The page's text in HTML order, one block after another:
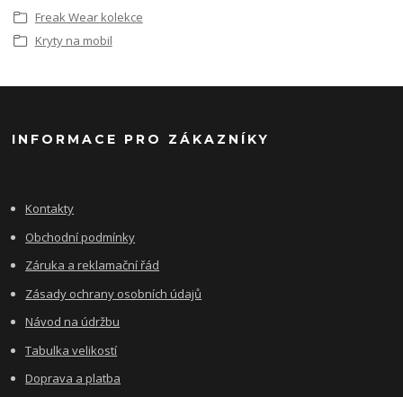
Freak Wear kolekce
Kryty na mobil
INFORMACE PRO ZÁKAZNÍKY
Kontakty
Obchodní podmínky
Záruka a reklamační řád
Zásady ochrany osobních údajů
Návod na údržbu
Tabulka velikostí
Doprava a platba